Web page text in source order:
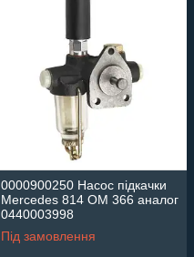
0000900250 Насос підкачки
Mercedes 814 OM 366 аналог
0440003998
Під замовлення